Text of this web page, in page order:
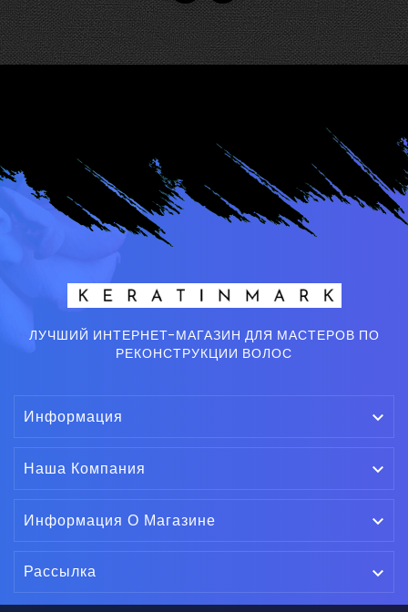
ЛУЧШИЙ ИНТЕРНЕТ-МАГАЗИН ДЛЯ МАСТЕРОВ ПО
РЕКОНСТРУКЦИИ ВОЛОС
Информация 
Наша Компания 
Информация О Магазине 
Рассылка 